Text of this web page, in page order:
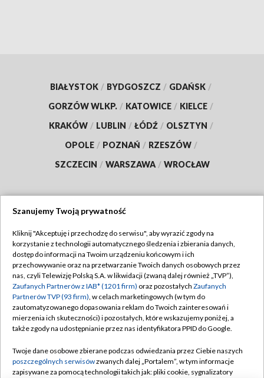
BIAŁYSTOK / BYDGOSZCZ / GDAŃSK /
GORZÓW WLKP. / KATOWICE / KIELCE /
KRAKÓW / LUBLIN / ŁÓDŹ / OLSZTYN /
OPOLE / POZNAŃ / RZESZÓW /
SZCZECIN / WARSZAWA / WROCŁAW
TVP
Abonament TVP
Emisja w TVP
Centrum informacji TVP
Naziemna Telewizja Cyfrowa
Rada Programowa
Regulamin TVP
Polityka prywatności
Moje zgody
Pomoc
Kontakt
Szanujemy Twoją prywatność
Kliknij "Akceptuję i przechodzę do serwisu", aby wyrazić zgody na
korzystanie z technologii automatycznego śledzenia i zbierania danych,
dostęp do informacji na Twoim urządzeniu końcowym i ich
przechowywanie oraz na przetwarzanie Twoich danych osobowych przez
nas, czyli Telewizję Polską S.A. w likwidacji (zwaną dalej również „TVP”),
Zaufanych Partnerów z IAB* (1201 firm) oraz pozostałych Zaufanych
Partnerów TVP (93 firm), w celach marketingowych (w tym do
zautomatyzowanego dopasowania reklam do Twoich zainteresowań i
mierzenia ich skuteczności) i pozostałych, które wskazujemy poniżej, a
także zgody na udostępnianie przez nas identyfikatora PPID do Google.
Twoje dane osobowe zbierane podczas odwiedzania przez Ciebie naszych
poszczególnych serwisówzwanych dalej „Portalem”, w tym informacje
zapisywane za pomocą technologii takich jak: pliki cookie, sygnalizatory